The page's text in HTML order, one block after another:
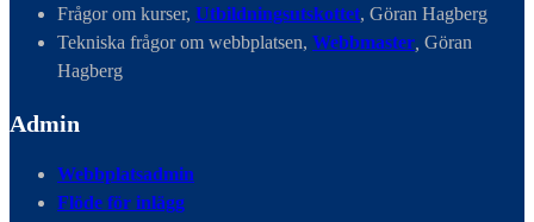
Frågor om kurser, Utbildningsutskottet, Göran Hagberg
Tekniska frågor om webbplatsen, Webbmaster Göran
Hagberg
Admin
Webbplatsadmin
Flöde för inlägg